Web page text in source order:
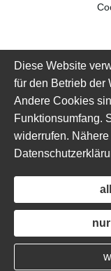
Diese Website
für den Betrieb der
Andere Cookies
Funktionsumfang.
widerrufen.